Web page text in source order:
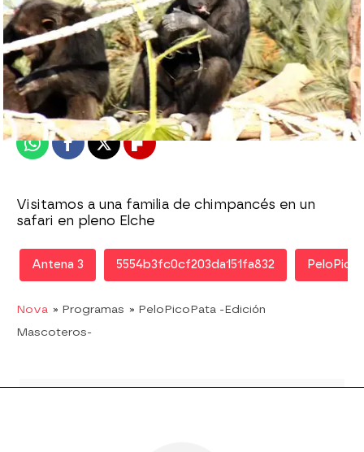
Nova
Publicado: 03 de agosto de 2013, 12:55
WhatsappFacebook
X Flipboard
Visitamos a una familia de chimpancés en un
safari en pleno Elche
Antena 3 5554b3fc0cf203da151fa832
Nova » Programas » PeloPicoPata -Edición
Mascoteros-